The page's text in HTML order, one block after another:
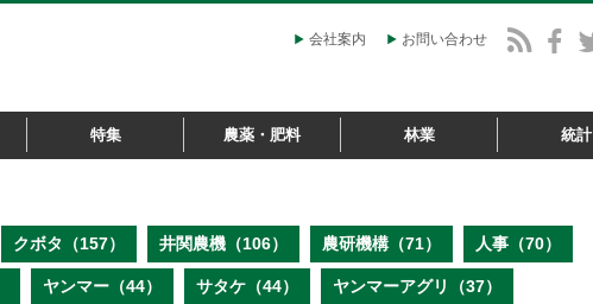
会社案内 お問い合わせ
特集 農薬・肥料 林業 統計
クボタ（157） 井関農機（106） 農研機構（71） 人事（70）
ヤンマー（44） サタケ（44） ヤンマーアグリ（37）